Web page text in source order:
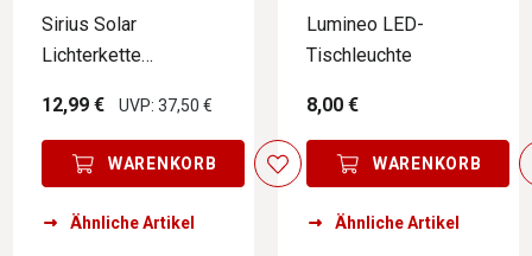
Sirius Solar
Lichterkette
12,99 €
UVP: 37,50 €
WARENKORB
Ähnliche Artikel
Lumineo LED-
Tischleuchte
8,00 €
WARENKORB
Ähnliche Artikel